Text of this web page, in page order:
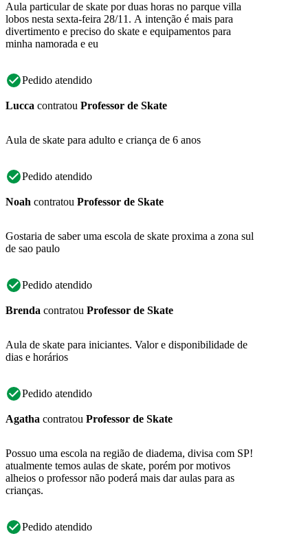
Aula particular de skate por duas horas no parque villa
lobos nesta sexta-feira 28/11. A intenção é mais para
divertimento e preciso do skate e equipamentos para
minha namorada e eu
Pedido atendido
Lucca contratou Professor de Skate
Aula de skate para adulto e criança de 6 anos
Pedido atendido
Noah contratou Professor de Skate
Gostaria de saber uma escola de skate proxima a zona sul
de sao paulo
Pedido atendido
Brenda contratou Professor de Skate
Aula de skate para iniciantes. Valor e disponibilidade de
dias e horários
Pedido atendido
Agatha contratou Professor de Skate
Possuo uma escola na região de diadema, divisa com SP!
atualmente temos aulas de skate, porém por motivos
alheios o professor não poderá mais dar aulas para as
crianças.
Pedido atendido